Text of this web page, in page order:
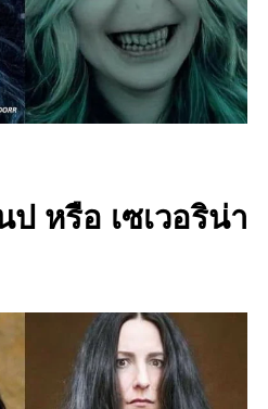
ป หรือ เซเวอริน่า